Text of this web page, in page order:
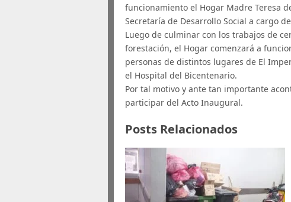
funcionamiento el Hogar Madre Teresa
Secretaría de Desarrollo Social a cargo
Luego de culminar con los trabajos de
forestación, el Hogar comenzará a
personas de distintos lugares de El
el Hospital del Bicentenario.
Por tal motivo y ante tan importante
participar del Acto Inaugural.
Posts Relacionados